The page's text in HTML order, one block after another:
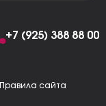
+7 (925) 388 88 00
Правила сайта